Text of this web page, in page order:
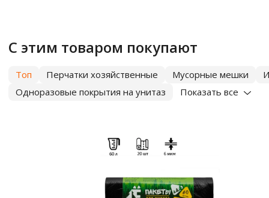
С этим товаром покупают
Топ Перчатки хозяйственные Мусорные мешки
Одноразовые покрытия на унитаз
Показать все